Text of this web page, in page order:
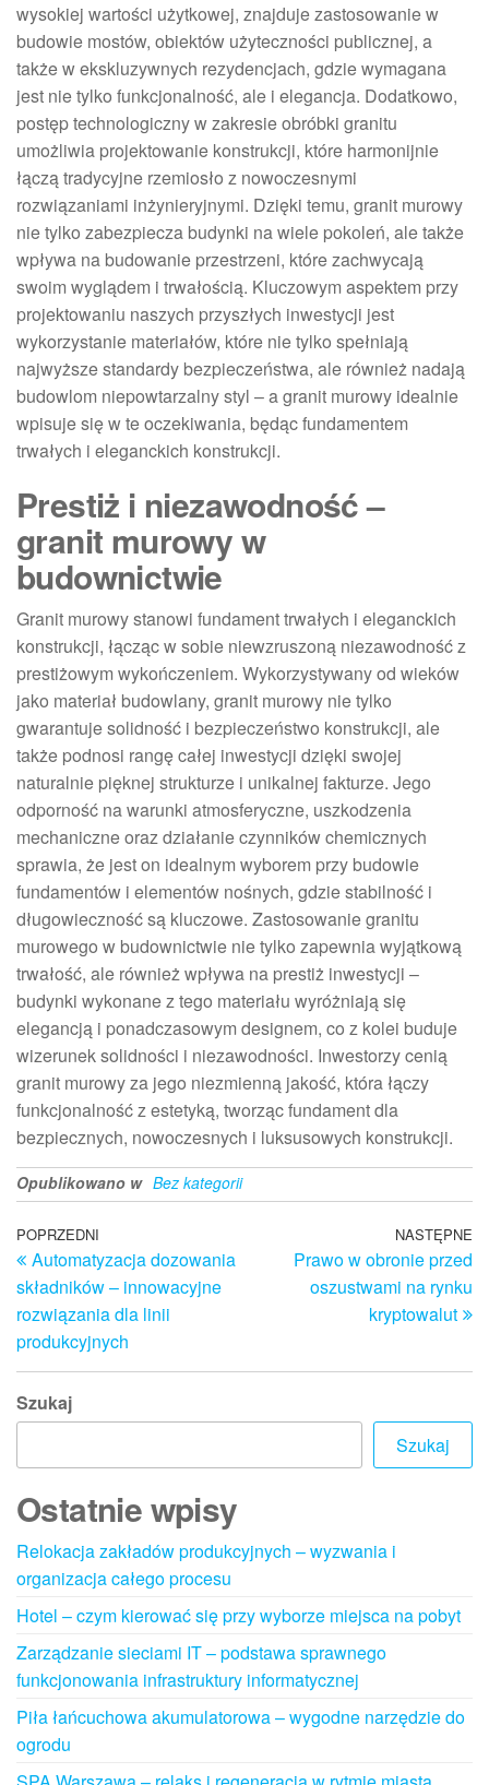
wysokiej wartości użytkowej, znajduje zastosowanie w
budowie mostów, obiektów użyteczności publicznej, a
także w ekskluzywnych rezydencjach, gdzie wymagana
jest nie tylko funkcjonalność, ale i elegancja. Dodatkowo,
postęp technologiczny w zakresie obróbki granitu
umożliwia projektowanie konstrukcji, które harmonijnie
łączą tradycyjne rzemiosło z nowoczesnymi
rozwiązaniami inżynieryjnymi. Dzięki temu, granit murowy
nie tylko zabezpiecza budynki na wiele pokoleń, ale także
wpływa na budowanie przestrzeni, które zachwycają
swoim wyglądem i trwałością. Kluczowym aspektem przy
projektowaniu naszych przyszłych inwestycji jest
wykorzystanie materiałów, które nie tylko spełniają
najwyższe standardy bezpieczeństwa, ale również nadają
budowlom niepowtarzalny styl – a granit murowy idealnie
wpisuje się w te oczekiwania, będąc fundamentem
trwałych i eleganckich konstrukcji.
Prestiż i niezawodność –
granit murowy w
budownictwie
Granit murowy stanowi fundament trwałych i eleganckich
konstrukcji, łącząc w sobie niewzruszoną niezawodność z
prestiżowym wykończeniem. Wykorzystywany od wieków
jako materiał budowlany, granit murowy nie tylko
gwarantuje solidność i bezpieczeństwo konstrukcji, ale
także podnosi rangę całej inwestycji dzięki swojej
naturalnie pięknej strukturze i unikalnej fakturze. Jego
odporność na warunki atmosferyczne, uszkodzenia
mechaniczne oraz działanie czynników chemicznych
sprawia, że jest on idealnym wyborem przy budowie
fundamentów i elementów nośnych, gdzie stabilność i
długowieczność są kluczowe. Zastosowanie granitu
murowego w budownictwie nie tylko zapewnia wyjątkową
trwałość, ale również wpływa na prestiż inwestycji –
budynki wykonane z tego materiału wyróżniają się
elegancją i ponadczasowym designem, co z kolei buduje
wizerunek solidności i niezawodności. Inwestorzy cenią
granit murowy za jego niezmienną jakość, która łączy
funkcjonalność z estetyką, tworząc fundament dla
bezpiecznych, nowoczesnych i luksusowych konstrukcji.
Opublikowano w Bez kategorii
Nawigacja
wpisu
Poprzedni
wpis
POPRZEDNI
Automatyzacja dozowania
składników – innowacyjne
rozwiązania dla linii
produkcyjnych
NASTĘPNE
Prawo w obronie przed
oszustwami na rynku
kryptowalut
Szukaj
Szukaj
Ostatnie wpisy
Relokacja zakładów produkcyjnych – wyzwania i
organizacja całego procesu
Hotel – czym kierować się przy wyborze miejsca na pobyt
Zarządzanie sieciami IT – podstawa sprawnego
funkcjonowania infrastruktury informatycznej
Piła łańcuchowa akumulatorowa – wygodne narzędzie do
ogrodu